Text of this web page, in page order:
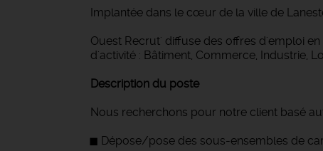
Implantée dans le cœur de la ville de
Ouest Recrut' diffuse des offres d'emploi
d'activité : Bâtiment, Commerce, Industrie,
Description du poste
Nous recherchons pour notre client basé
Dépose/pose des sous-ensembles de